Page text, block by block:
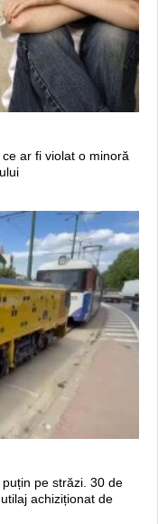
ar fi violat o minoră
pe străzi. 30 de
achiziționat de